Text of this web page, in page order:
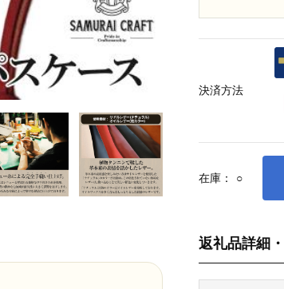
在庫： ○
返礼品詳細
決済方法